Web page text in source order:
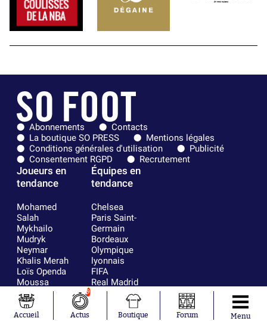
Abonnements
Contacts
La boutique SO PRESS
Mentions légales
Conditions générales d'utilisation
Publicité
Consentement RGPD
Recrutement
Joueurs en
tendance
Mohamed
Salah
Mykhailo
Mudryk
Neymar
Khalis Merah
Loïs Openda
Moussa
Niakhaté
Nicolás
Tagliafico
Équipes en
tendance
Chelsea
Paris Saint-
Germain
Bordeaux
Olympique
lyonnais
FIFA
Real Madrid
RC Strasbourg
AC Milan
Accueil
9
Actus Boutique Forum Menu